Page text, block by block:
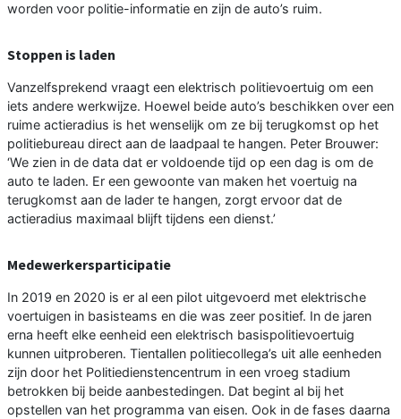
worden voor politie-informatie en zijn de auto’s ruim.
Stoppen is laden
Vanzelfsprekend vraagt een elektrisch politievoertuig om een
iets andere werkwijze. Hoewel beide auto’s beschikken over een
ruime actieradius is het wenselijk om ze bij terugkomst op het
politiebureau direct aan de laadpaal te hangen. Peter Brouwer:
‘We zien in de data dat er voldoende tijd op een dag is om de
auto te laden. Er een gewoonte van maken het voertuig na
terugkomst aan de lader te hangen, zorgt ervoor dat de
actieradius maximaal blijft tijdens een dienst.’
Medewerkersparticipatie
In 2019 en 2020 is er al een pilot uitgevoerd met elektrische
voertuigen in basisteams en die was zeer positief. In de jaren
erna heeft elke eenheid een elektrisch basispolitievoertuig
kunnen uitproberen. Tientallen politiecollega’s uit alle eenheden
zijn door het Politiedienstencentrum in een vroeg stadium
betrokken bij beide aanbestedingen. Dat begint al bij het
opstellen van het programma van eisen. Ook in de fases daarna